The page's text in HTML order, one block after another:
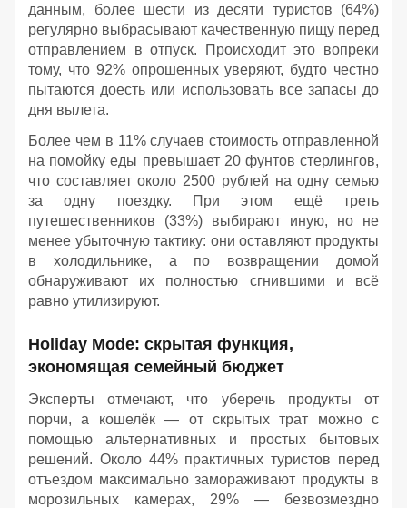
данным, более шести из десяти туристов (64%)
регулярно выбрасывают качественную пищу перед
отправлением в отпуск. Происходит это вопреки
тому, что 92% опрошенных уверяют, будто честно
пытаются доесть или использовать все запасы до
дня вылета.
Более чем в 11% случаев стоимость отправленной
на помойку еды превышает 20 фунтов стерлингов,
что составляет около 2500 рублей на одну семью
за одну поездку. При этом ещё треть
путешественников (33%) выбирают иную, но не
менее убыточную тактику: они оставляют продукты
в холодильнике, а по возвращении домой
обнаруживают их полностью сгнившими и всё
равно утилизируют.
Holiday Mode: скрытая функция,
экономящая семейный бюджет
Эксперты отмечают, что уберечь продукты от
порчи, а кошелёк — от скрытых трат можно с
помощью альтернативных и простых бытовых
решений. Около 44% практичных туристов перед
отъездом максимально замораживают продукты в
морозильных камерах, 29% — безвозмездно